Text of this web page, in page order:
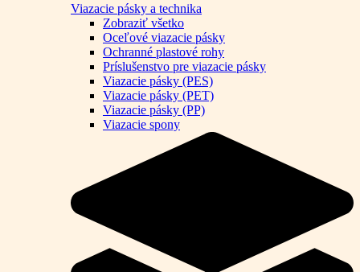
Viazacie pásky a technika
Zobraziť všetko
Oceľové viazacie pásky
Ochranné plastové rohy
Príslušenstvo pre viazacie pásky
Viazacie pásky (PES)
Viazacie pásky (PET)
Viazacie pásky (PP)
Viazacie spony